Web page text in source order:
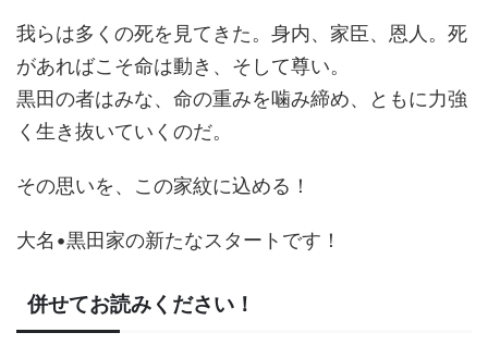
我らは多くの死を見てきた。身内、家臣、恩人。死
があればこそ命は動き、そして尊い。
黒田の者はみな、命の重みを噛み締め、ともに力強
く生き抜いていくのだ。
その思いを、この家紋に込める！
大名•黒田家の新たなスタートです！
併せてお読みください！